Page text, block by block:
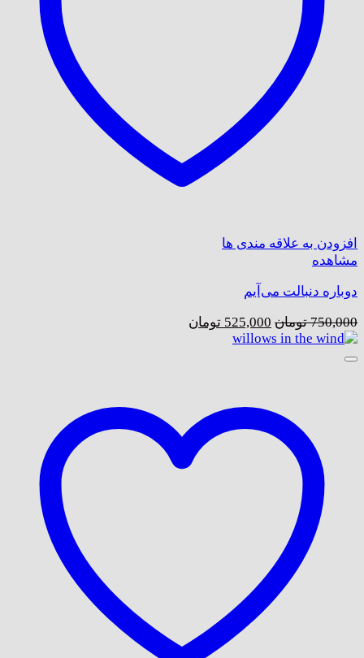
افزودن به علاقه مندی ها
مشاهده
دوباره دنبالت می‌‌آیم
750,000 تومان قیمت
اصلی:
525,000 تومان